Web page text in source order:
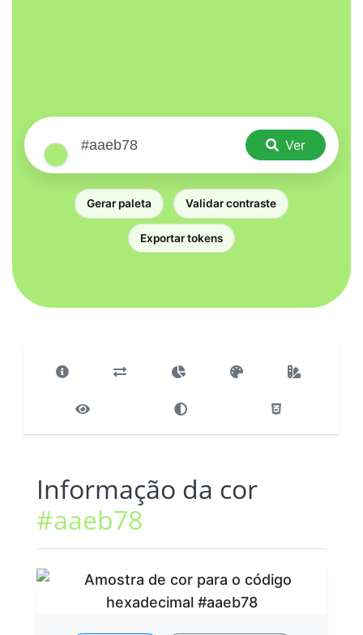
Ver
Gerar paleta Validar contraste
Exportar tokens
Informação da cor
#aaeb78